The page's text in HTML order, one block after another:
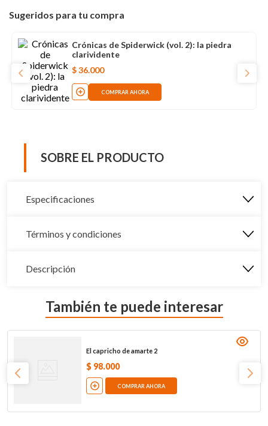
Sugeridos para tu compra
Crónicas de Spiderwick (vol. 2): la piedra
clarividente
$36.000
COMPRAR AHORA
SOBRE EL PRODUCTO
Especificaciones
Términos y condiciones
Descripción
También te puede interesar
El capricho de amarte 2
$ 98.000
COMPRAR AHORA